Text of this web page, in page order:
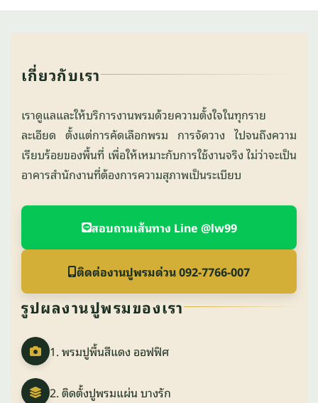
เกี่ยวกับเรา
เราดูแลและให้บริการงานพรมด้วยความตั้งใจในทุกราย
ละเอียด ตั้งแต่การคัดเลือกพรม การจัดวาง ไปจนถึงความ
เรียบร้อยของพื้นที่ เพื่อให้เหมาะกับการใช้งานจริง ไม่ว่าจะเป็น
อาคารสำนักงานที่ต้องการความสุภาพเป็นระเบียบ
สอบถามเส้นทาง Line @lw99
ติดต่องานปูพรมด่วน 092-7766-007
รูปผลงานปูพรมของเรา
1. พรมปูพื้นสีแดง ออฟฟิศ
2. ติดตั้งปูพรมแผ่น บางรัก